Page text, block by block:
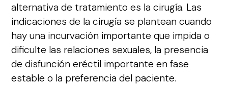
alternativa de tratamiento es la cirugía. Las
indicaciones de la cirugía se plantean cuando
hay una incurvación importante que impida o
dificulte las relaciones sexuales, la presencia
de disfunción eréctil importante en fase
estable o la preferencia del paciente.